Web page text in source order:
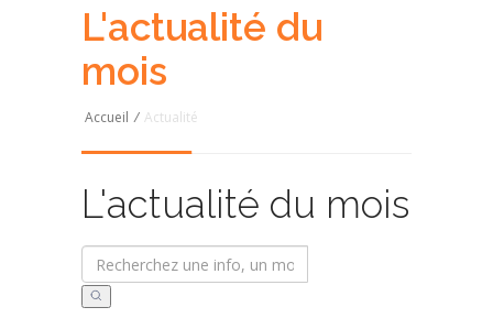
L'actualité du
mois
Accueil / Actualité
L'actualité du mois